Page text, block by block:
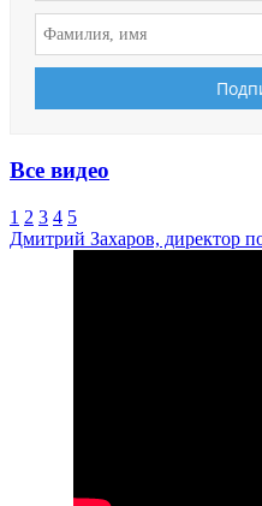
Все видео
1 2 3 4 5
Дмитрий Захаров, директор